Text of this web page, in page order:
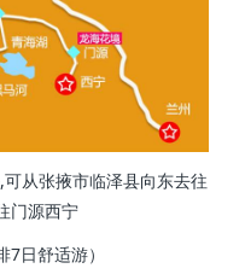
从张掖市临泽县向东去往
门源西宁
日舒适游）